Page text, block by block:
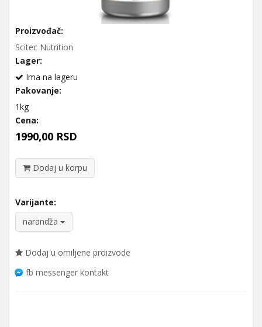
Proizvođač:
Scitec Nutrition
Lager:
Ima na lageru
Pakovanje:
1kg
Cena:
1990,00 RSD
Dodaj u korpu
Varijante:
narandža
Dodaj u omiljene proizvode
fb messenger kontakt